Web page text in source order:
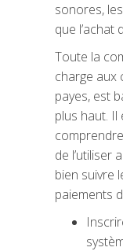
sonores,
que l’achat
Toute la
charge aux
payes, est
plus haut.
de l’utiliser
bien suivre
paiements